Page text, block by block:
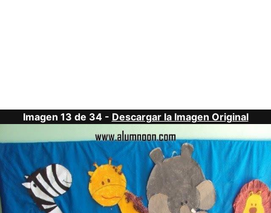
Imagen 13 de 34 - Descargar la Imagen Original